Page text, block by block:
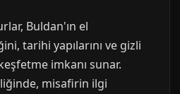
Buldan'ın el
tarihi yapılarını ve gizli
imkanı sunar.
misafirin ilgi